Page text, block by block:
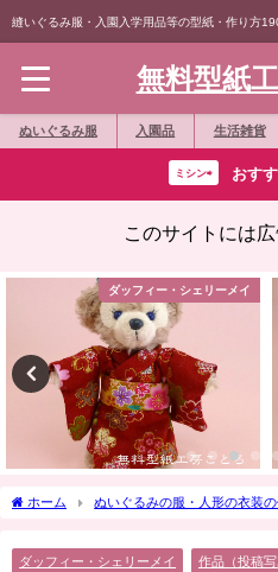
縫いぐるみ服・入園入学用品等の型紙・作り方
無料型紙
ぬいぐるみ服 入園品 生活雑貨
ミシン⇨ おす
このサイトには
ダッフィー・シェリーメイ
ホーム ぬいぐるみの服・人形の衣装
ダッフィー・シェリーメイ 作品（投稿